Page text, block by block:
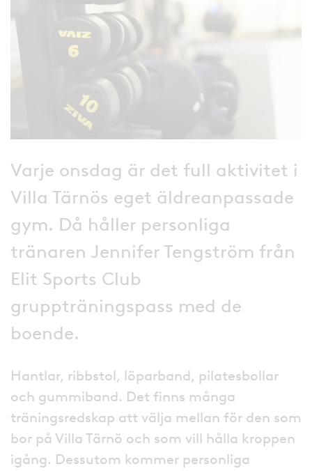
Varje onsdag är det full aktivitet i
Villa Tärnös eget äldreanpassade
gym. Då håller personliga
tränaren Jennifer Tengström från
Elit Sports Club
gruppträningspass med de
boende.
Hantlar, ribbstol, löparband, pilatesbollar
och gummiband. Det finns många
träningsredskap att välja mellan för den som
bor på Villa Tärnö och som vill hålla kroppen
igång. Dessutom kommer personliga